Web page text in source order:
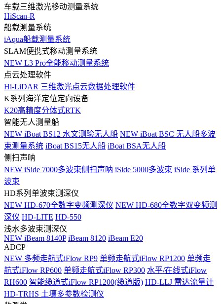
车载三维激光移动测量系统
HiScan-R
船载测量系统
iAqua船载测量系统
SLAM便携式移动测量系统
NEW L3 Pro全能移动测量系统
点云处理软件
Hi-LiDAR 三维激光点云数据处理软件
K系列海洋定位定向设备
K20高精度分体式RTK
智能无人测量船
NEW iBoat BS12 水文测验无人船 NEW iBoat BSC 无人船多波
束测量系统 iBoat BS15无人船 iBoat BSA无人船
侧扫声呐
NEW iSide 7000多波束侧扫声呐 iSide 5000多波束 iSide 系列单
波束
HD系列单波束测深仪
NEW HD-670全数字变频测深仪 NEW HD-680全数字双变频测
深仪 HD-LITE HD-550
浅水多波束测深仪
NEW iBeam 8140P iBeam 8120 iBeam E20
ADCP
NEW 多频走航式iFlow RP9 单频走航式iFlow RP1200 单频走
航式iFlow RP600 单频走航式iFlow RP300 水平/在线式iFlow
RH600 智能缆道式iFlow RP1200(缆道版) HD-LLJ 雷达流量计
HD-TRHS 土壤多参数检测仪